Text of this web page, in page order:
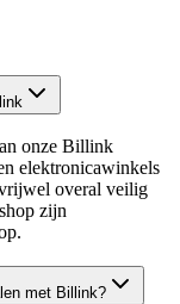
onze Billink
elektronicawinkels
overal veilig
zijn
met Billink?